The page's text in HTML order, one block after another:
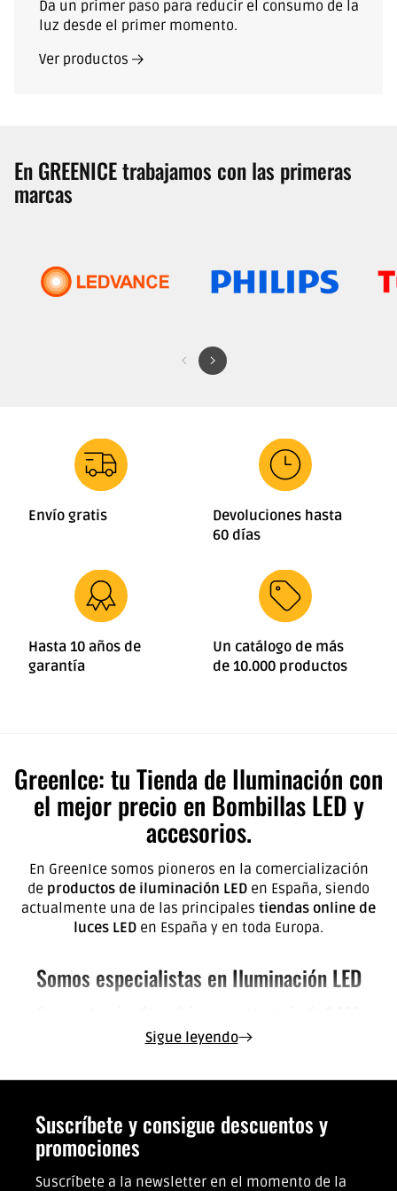
Da un primer paso para reducir el consumo de la
luz desde el primer momento.
Ver productos
En GREENICE trabajamos con las primeras
marcas
Envío gratis
Devoluciones hasta
60 días
Hasta 10 años de
garantía
Un catálogo de más
de 10.000 productos
GreenIce: tu Tienda de Iluminación con
el mejor precio en Bombillas LED y
accesorios.
En GreenIce somos pioneros en la comercialización
de productos de iluminación LED en España, siendo
actualmente una de las principales tiendas online de
luces LED en España y en toda Europa.
Somos especialistas en Iluminación LED
productos distintos deiluminación LED
En GreenIce estamos totalmente centrados en
proporcionar los mejores productos de iluminación LED,
llevando continuas investigaciones para ofrecer los
productos más eficientes. El mundo de la iluminación
Sigue leyendo
Suscríbete y consigue descuentos y
promociones
Suscríbete a la newsletter en el momento de la